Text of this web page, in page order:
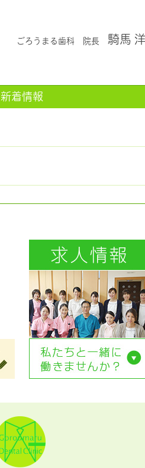
ごろうまる歯科 院長 騎馬
新着情報